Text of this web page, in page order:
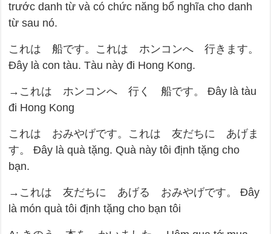
trước danh từ và có chức năng bổ nghĩa cho danh
từ sau nó.
これは 船です。これは ホンコンへ 行きます。
Đây là con tàu. Tàu này đi Hong Kong.
→これは ホンコンへ 行く 船です。 Đây là tàu
đi Hong Kong
これは おみやげです。これは 友だちに あげま
す。 Đây là quà tặng. Quà này tôi định tặng cho
bạn.
→これは 友だちに あげる おみやげです。 Đây
là món quà tôi định tặng cho bạn tôi